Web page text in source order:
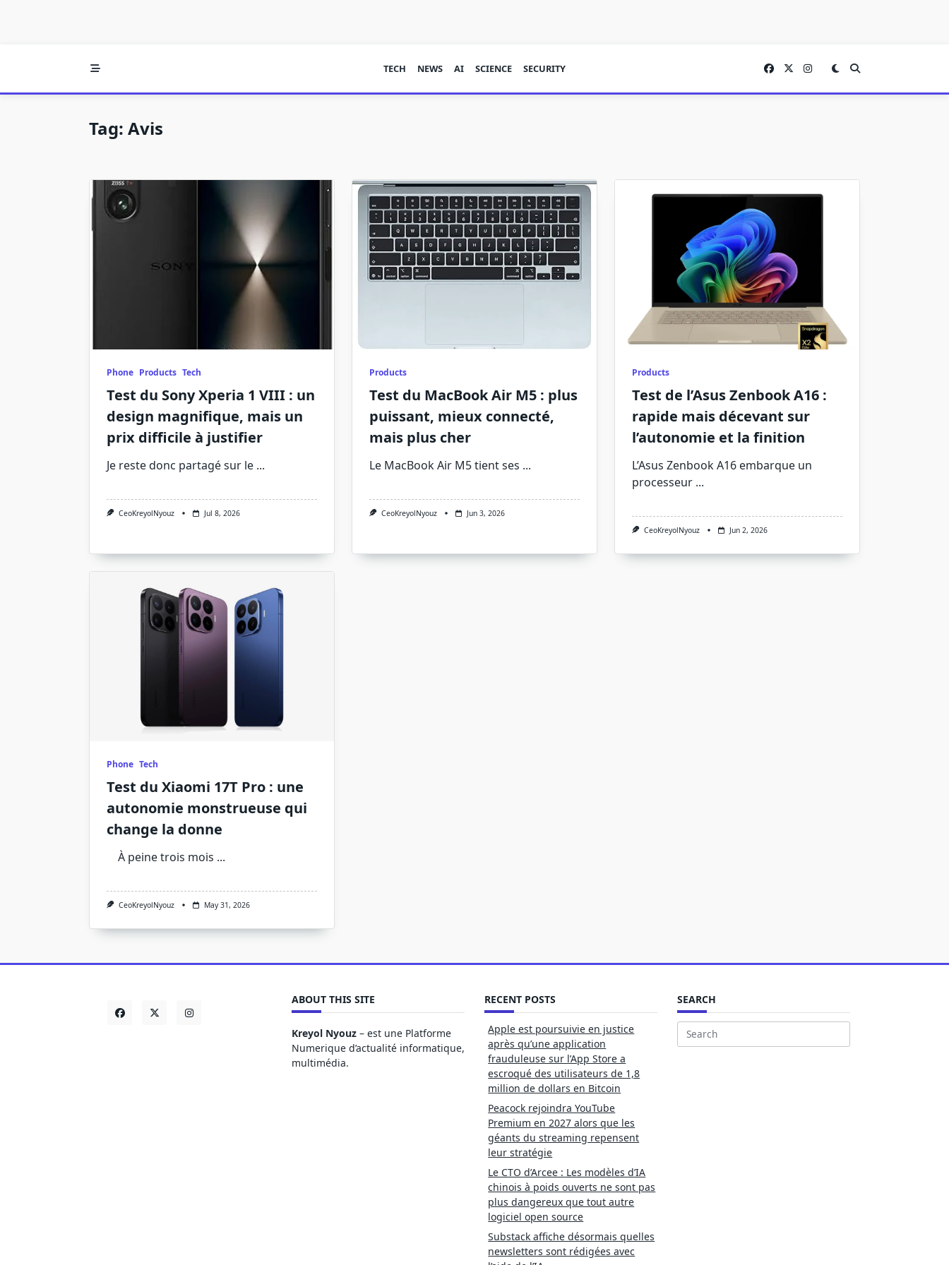
TECH NEWS AI SCIENCE SECURITY
Tag: Avis
Phone Products Tech
Test du Sony Xperia 1 VIII : un
design magnifique, mais un
prix difficile à justifier
Je reste donc partagé sur le ...
CeoKreyolNyouz Jul 8, 2026
Products
Test du MacBook Air M5 : plus
puissant, mieux connecté,
mais plus cher
Le MacBook Air M5 tient ses ...
CeoKreyolNyouz Jun 3, 2026
Products
Test de l’Asus Zenbook A16 :
rapide mais décevant sur
l’autonomie et la finition
L’Asus Zenbook A16 embarque un
processeur ...
CeoKreyolNyouz Jun 2, 2026
Phone Tech
Test du Xiaomi 17T Pro : une
autonomie monstrueuse qui
change la donne
À peine trois mois ...
CeoKreyolNyouz May 31, 2026
ABOUT THIS SITE
Kreyol Nyouz – est une Platforme
Numerique d’actualité informatique,
multimédia.
RECENT POSTS
Apple est poursuivie en justice
après qu’une application
frauduleuse sur l’App Store a
escroqué des utilisateurs de 1,8
million de dollars en Bitcoin
Peacock rejoindra YouTube
Premium en 2027 alors que les
géants du streaming repensent
leur stratégie
Le CTO d’Arcee : Les modèles d’IA
chinois à poids ouverts ne sont pas
plus dangereux que tout autre
logiciel open source
Substack affiche désormais quelles
newsletters sont rédigées avec
SEARCH
Search